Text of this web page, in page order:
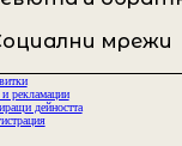
мрежи
рекламации
дейността